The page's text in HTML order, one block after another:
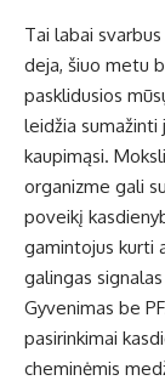
Tai labai
deja, šiuo metu
pasklidusios
leidžia
kaupimąsi.
organizme gali
poveikį
gamintojus kurti
galingas signalas
Gyvenimas be
pasirinkimai
cheminėmis